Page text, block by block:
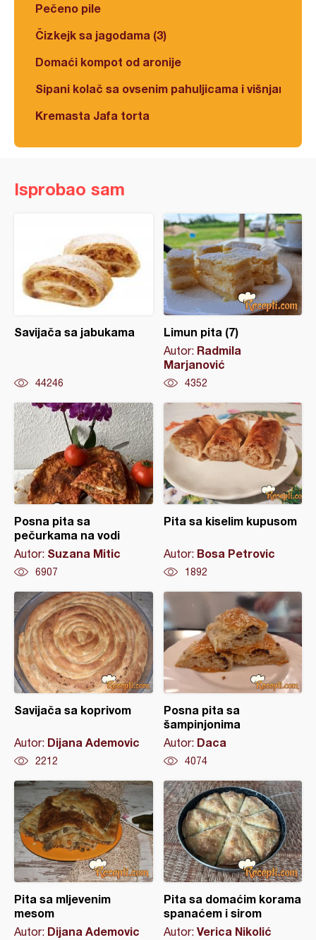
Pečeno pile
Čizkejk sa jagodama (3)
Domaći kompot od aronije
Sipani kolač sa ovsenim pahuljicama i višnjama
Kremasta Jafa torta
Isprobao sam
Savijača sa jabukama
44246
Limun pita (7)
Autor: Radmila
Marjanović
4352
Posna pita sa
pečurkama na vodi
Autor: Suzana Mitic
6907
Pita sa kiselim kupusom
Autor: Bosa Petrovic
1892
Savijača sa koprivom
Autor: Dijana Ademovic
2212
Posna pita sa
šampinjonima
Autor: Daca
4074
Pita sa mljevenim
mesom
Autor: Dijana Ademovic
Pita sa domaćim korama
spanaćem i sirom
Autor: Verica Nikolić